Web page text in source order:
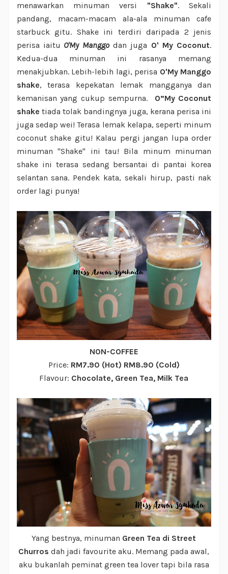
menawarkan minuman versi "Shake". Sekali
pandang, macam-macam ala-ala minuman cafe
starbuck gitu. Shake ini terdiri daripada 2 jenis
perisa iaitu O'My Manggodan juga O' My Coconut.
Kedua-dua minuman ini rasanya memang
menakjubkan. Lebih-lebih lagi, perisa O'My Manggo
shake, terasa kepekatan lemak mangganya dan
kemanisan yang cukup sempurna.
O”My Coconut
shake tiada tolak bandingnya juga, kerana perisa ini
juga sedap wei! Terasa lemak kelapa, seperti minum
coconut shake gitu! Kalau pergi jangan lupa order
minuman "Shake" ini tau! Bila minum minuman
shake ini terasa sedang bersantai di pantai korea
selantan sana. Pendek kata, sekali hirup, pasti nak
order lagi punya!
NON-COFFEE
Price: RM7.90 (Hot) RM8.90 (Cold)
Flavour: Chocolate, Green Tea, Milk Tea
Yang bestnya, minuman Green Tea di Street
Churros dah jadi favourite aku. Memang pada awal,
aku bukanlah peminat green tea lover tapi bila rasa